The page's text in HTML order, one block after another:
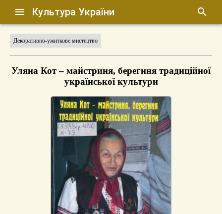
Культура України
Декоративно-ужиткове мистецтво
Уляна Кот – майстриня, берегиня традиційної
української культури